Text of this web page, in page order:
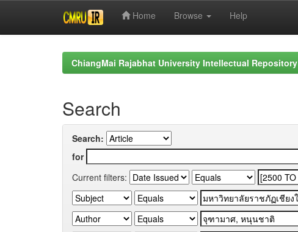
Home Browse Help
ChiangMai Rajabhat University Intellectual Repository
Search
Search:
for
Current filters: